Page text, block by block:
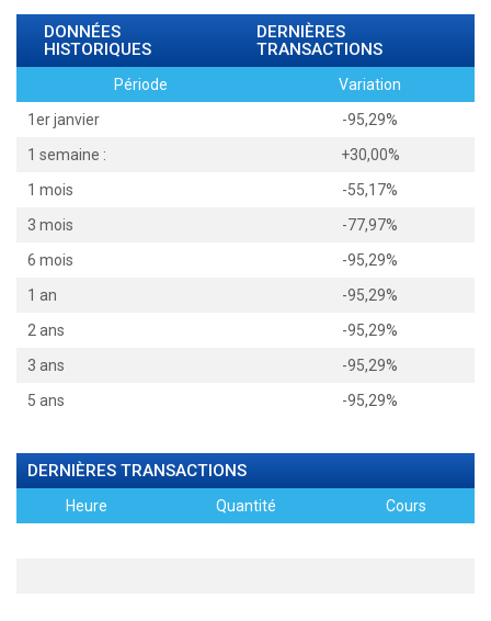
DONNÉES
HISTORIQUES
DERNIÈRES
TRANSACTIONS
Période
Variation
1er janvier
-95,29%
1 semaine :
+30,00%
1 mois
-55,17%
3 mois
-77,97%
6 mois
-95,29%
1 an
-95,29%
2 ans
-95,29%
3 ans
-95,29%
5 ans
-95,29%
DERNIÈRES TRANSACTIONS
Heure Quantité Cours